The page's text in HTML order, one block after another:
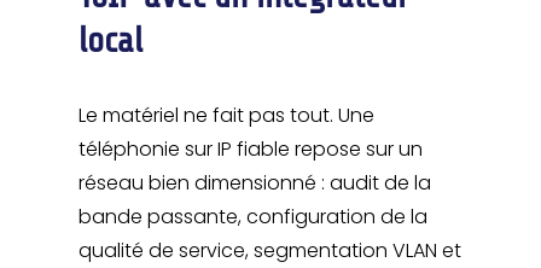
local
Le matériel ne fait pas tout. Une
téléphonie sur IP fiable repose sur un
réseau bien dimensionné : audit de la
bande passante, configuration de la
qualité de service, segmentation VLAN et